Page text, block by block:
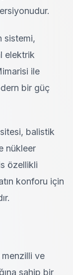
sistemi,
elektrik
ile
bir güç
balistik
nükleer
özellikli
konforu için
menzilli ve
sahip bir